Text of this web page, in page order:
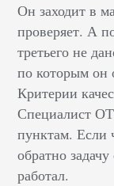
Он заходит в
проверяет. А
третьего не
по которым он
Критерии
Специалист
пунктам. Если
обратно
работал.